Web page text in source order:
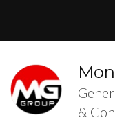
(Press
Enter)
&